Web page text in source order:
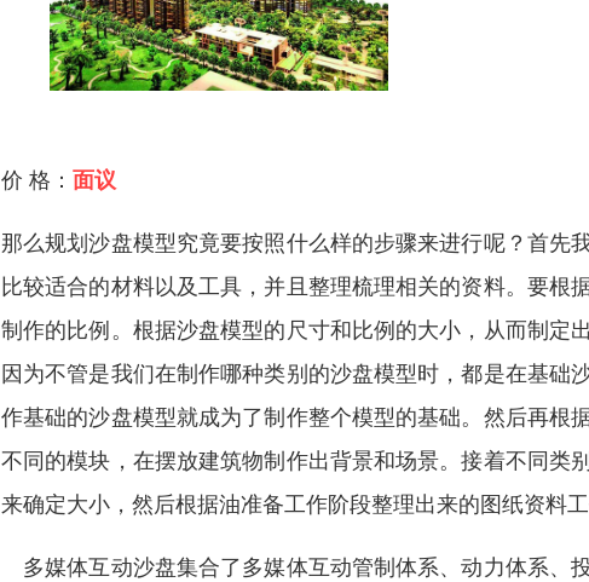
价 格： 面议
那么规划沙盘模型究竟要按照什么样的步骤来进行呢？首
比较适合的材料以及工具，并且整理梳理相关的资料。要
制作的比例。根据沙盘模型的尺寸和比例的大小，从而制
因为不管是我们在制作哪种类别的沙盘模型时，都是在基
作基础的沙盘模型就成为了制作整个模型的基础。然后再
不同的模块，在摆放建筑物制作出背景和场景。接着不同
来确定大小，然后根据油准备工作阶段整理出来的图纸资料
多媒体互动沙盘集合了多媒体互动管制体系、动力体系、